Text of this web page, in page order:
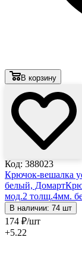
В корзину
Код: 388023
Крючок-вешалка
белый, Домарт
мод.2 толщ.4мм.
В наличии: 74 шт
174 ₽/шт
+5.22